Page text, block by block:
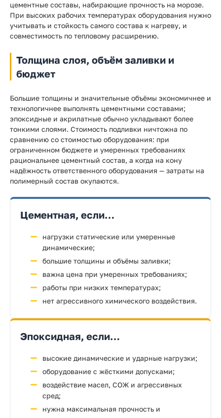
цементные составы, набирающие прочность на морозе.
При высоких рабочих температурах оборудования нужно
учитывать и стойкость самого состава к нагреву, и
совместимость по тепловому расширению.
Толщина слоя, объём заливки и
бюджет
Большие толщины и значительные объёмы экономичнее и
технологичнее выполнять цементными составами;
эпоксидные и акрилатные обычно укладывают более
тонкими слоями. Стоимость подливки ничтожна по
сравнению со стоимостью оборудования: при
ограниченном бюджете и умеренных требованиях
рациональнее цементный состав, а когда на кону
надёжность ответственного оборудования — затраты на
полимерный состав окупаются.
Цементная, если…
нагрузки статические или умеренные
динамические;
большие толщины и объёмы заливки;
важна цена при умеренных требованиях;
работы при низких температурах;
нет агрессивного химического воздействия.
Эпоксидная, если…
высокие динамические и ударные нагрузки;
оборудование с жёсткими допусками;
воздействие масел, СОЖ и агрессивных
сред;
нужна максимальная прочность и